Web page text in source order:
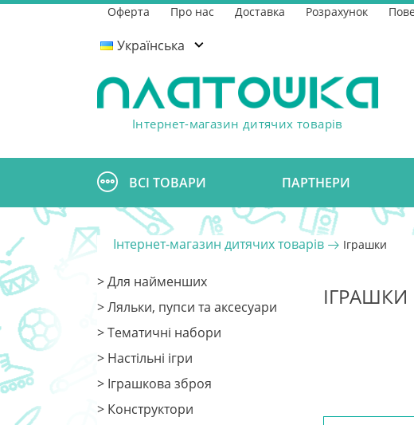
Оферта Про нас Доставка Розрахунок
Українська
Інтернет-магазин дитячих товарів
ВСІ ТОВАРИ ПАРТНЕРИ
Інтернет-магазин дитячих товарів Іграшки
> Для найменших
> Ляльки, пупси та аксесуари
> Тематичні набори
> Настільні ігри
> Іграшкова зброя
> Конструктори
ІГРАШКИ